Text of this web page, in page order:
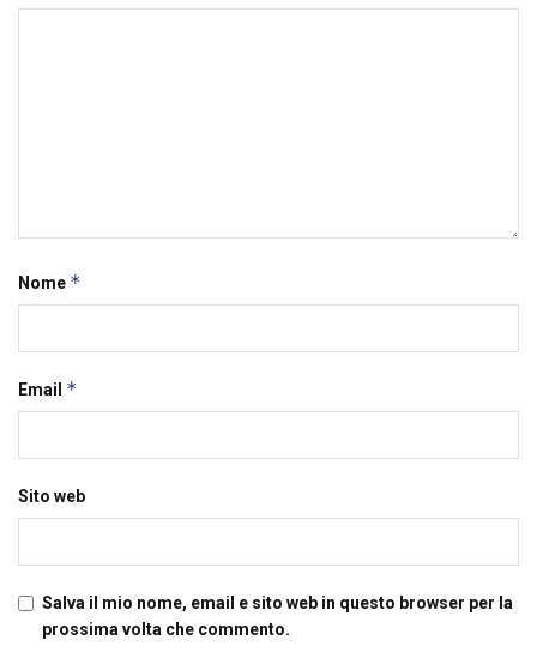
Nome *
Email *
Sito web
Salva il mio nome, email e sito web in questo browser per la
prossima volta che commento.